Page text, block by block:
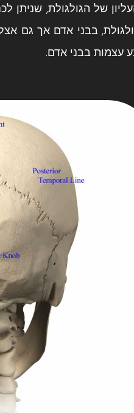
בבני אדם אך גם
עצמות בבני אדם.